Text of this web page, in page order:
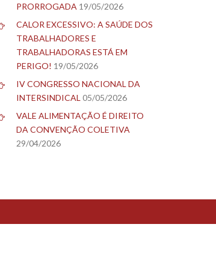
PRORROGADA 19/05/2026
CALOR EXCESSIVO: A SAÚDE DOS
TRABALHADORES E
TRABALHADORAS ESTÁ EM
PERIGO! 19/05/2026
IV CONGRESSO NACIONAL DA
INTERSINDICAL 05/05/2026
VALE ALIMENTAÇÃO É DIREITO
DA CONVENÇÃO COLETIVA
29/04/2026